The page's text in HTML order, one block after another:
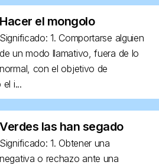
Hacer el mongolo
Significado: 1. Comportarse alguien
de un modo llamativo, fuera de lo
normal, con el objetivo de
i...
Verdes las han segado
Significado: 1. Obtener una
negativa o rechazo ante una